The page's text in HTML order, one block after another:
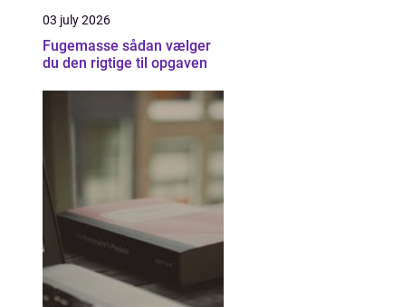
03 july 2026
Fugemasse sådan vælger
du den rigtige til opgaven